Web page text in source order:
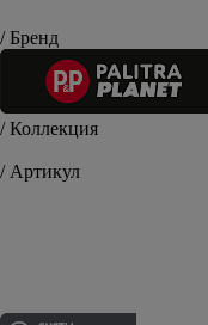
/ Бренд
/ Коллекция
/ Артикул